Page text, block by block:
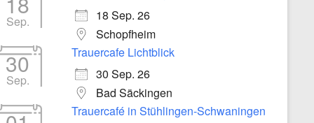
Sep.
18 Sep. 26
Schopfheim
30
Sep.
Trauercafe Lichtblick
30 Sep. 26
Bad Säckingen
Trauercafé in Stühlingen-Schwaningen